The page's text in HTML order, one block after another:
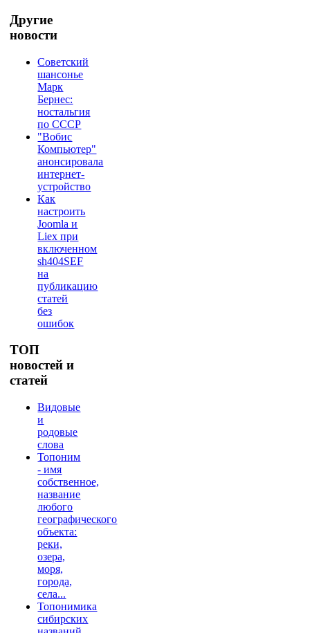
Другие
новости
Советский
шансонье
Марк
Бернес:
ностальгия
по СССР
"Вобис
Компьютер"
анонсировала
интернет-
устройство
Как
настроить
Joomla и
Liex при
включенном
sh404SEF
на
публикацию
статей
без
ошибок
ТОП
новостей и
статей
Видовые
и
родовые
слова
Топоним
- имя
собственное,
название
любого
географического
объекта:
реки,
озера,
моря,
города,
села...
Топонимика
сибирских